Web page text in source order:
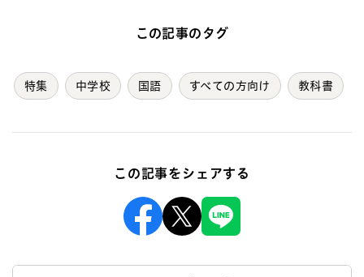
この記事のタグ
特集 中学校 国語 すべての方向け 教科書
この記事をシェアする